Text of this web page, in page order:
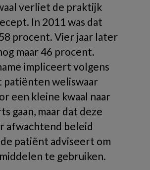
verliet de praktijk
In 2011 was dat
procent. Vier jaar later
maar 46 procent.
impliceert volgens
patiënten weliswaar
een kleine kwaal naar
gaan, maar dat deze
afwachtend beleid
patiënt adviseert om
te gebruiken.